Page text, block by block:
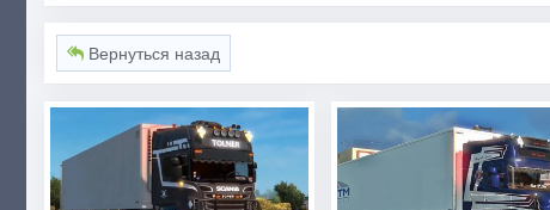
Вернуться назад